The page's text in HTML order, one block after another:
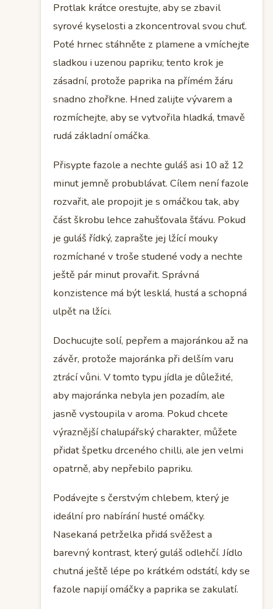
Protlak krátce orestujte, aby se zbavil
syrové kyselosti a zkoncentroval svou chuť.
Poté hrnec stáhněte z plamene a vmíchejte
sladkou i uzenou papriku; tento krok je
zásadní, protože paprika na přímém žáru
snadno zhořkne. Hned zalijte vývarem a
rozmíchejte, aby se vytvořila hladká, tmavě
rudá základní omáčka.
Přisypte fazole a nechte guláš asi 10 až 12
minut jemně probublávat. Cílem není fazole
rozvařit, ale propojit je s omáčkou tak, aby
část škrobu lehce zahušťovala šťávu. Pokud
je guláš řídký, zaprašte jej lžící mouky
rozmíchané v troše studené vody a nechte
ještě pár minut provařit. Správná
konzistence má být lesklá, hustá a schopná
ulpět na lžíci.
Dochucujte solí, pepřem a majoránkou až na
závěr, protože majoránka při delším varu
ztrácí vůni. V tomto typu jídla je důležité,
aby majoránka nebyla jen pozadím, ale
jasně vystoupila v aroma. Pokud chcete
výraznější chalupářský charakter, můžete
přidat špetku drceného chilli, ale jen velmi
opatrně, aby nepřebilo papriku.
Podávejte s čerstvým chlebem, který je
ideální pro nabírání husté omáčky.
Nasekaná petrželka přidá svěžest a
barevný kontrast, který guláš odlehčí. Jídlo
chutná ještě lépe po krátkém odstátí, kdy se
fazole napijí omáčky a paprika se zakulatí.